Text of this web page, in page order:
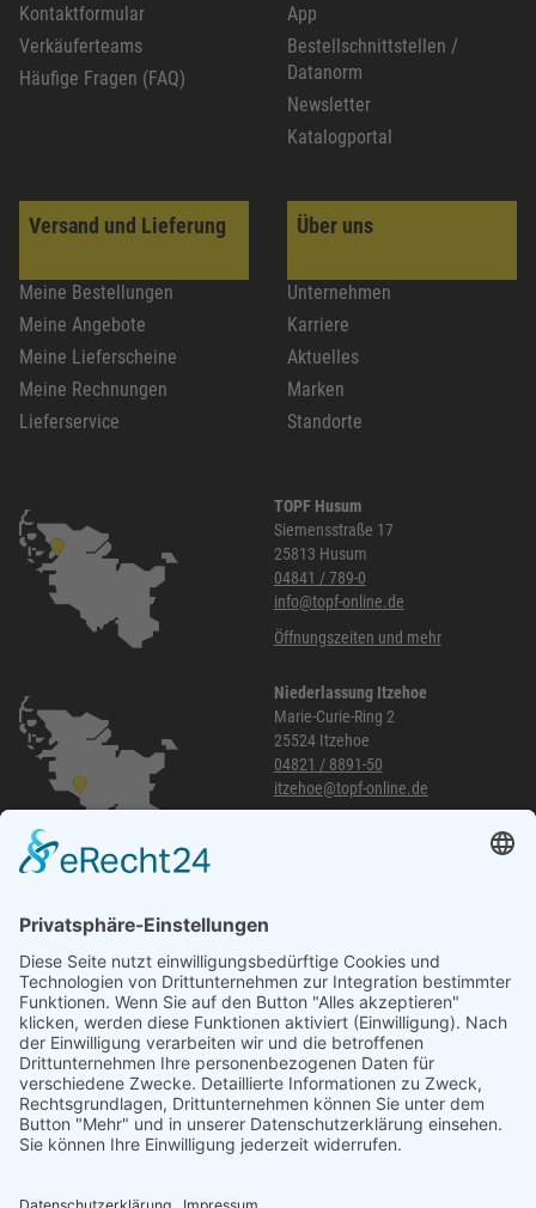
Kontaktformular
Verkäuferteams
Häufige Fragen (FAQ)
App
Bestellschnittstellen /
Datanorm
Newsletter
Katalogportal
Versand und Lieferung
Meine Bestellungen
Meine Angebote
Meine Lieferscheine
Meine Rechnungen
Lieferservice
Über uns
Unternehmen
Karriere
Aktuelles
Marken
Standorte
TOPF Husum
Siemensstraße 17
25813 Husum
04841 / 789-0
info@topf-online.de
Öffnungszeiten und mehr
Niederlassung Itzehoe
Marie-Curie-Ring 2
25524 Itzehoe
04821 / 8891-50
itzehoe@topf-online.de
040 / 21 04 04 04-04
glinde@topf-online.de
Öffnungszeiten und mehr